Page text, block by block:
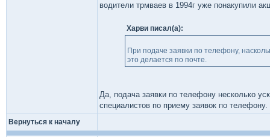
водители трмваев в 1994г уже понакупили
Харви писал(а):
При подаче заявки по телефону,
это делается по почте.
Да, подача заявки по телефону несколько
специалистов по приему заявок по
Вернуться к началу